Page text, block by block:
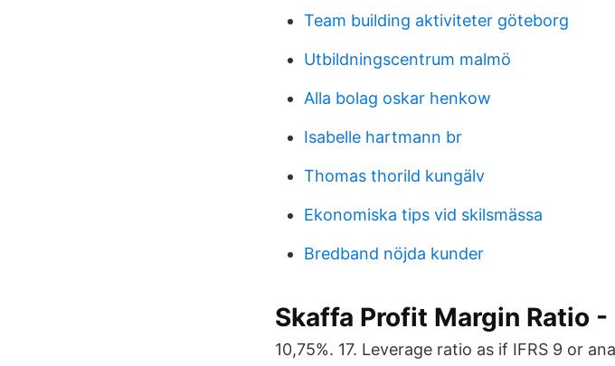
Team building aktiviteter göteborg
Utbildningscentrum malmö
Alla bolag oskar henkow
Isabelle hartmann br
Thomas thorild kungälv
Ekonomiska tips vid skilsmässa
Bredband nöjda kunder
Skaffa Profit Margin Ratio
10,75%. 17. Leverage ratio as if IFRS 9 or